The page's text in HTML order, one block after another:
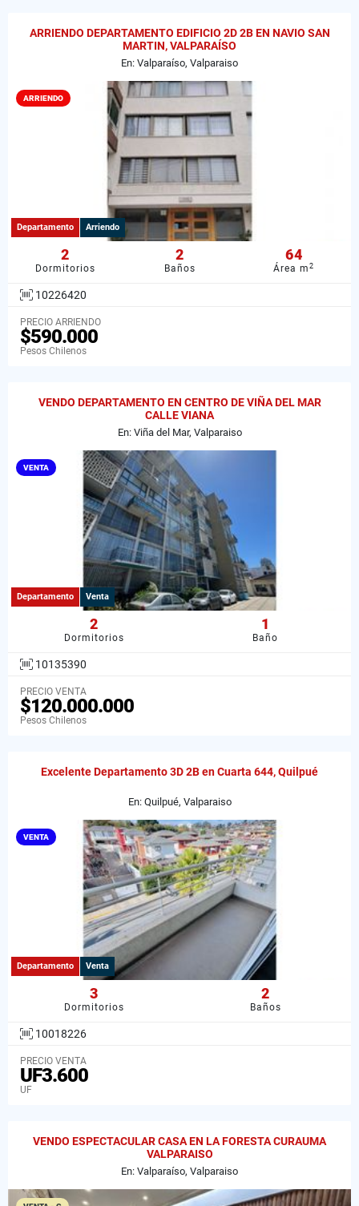
ARRIENDO DEPARTAMENTO EDIFICIO 2D 2B EN NAVIO SAN
MARTIN, VALPARAÍSO
En: Valparaíso, Valparaiso
ARRIENDO
Departamento Arriendo
2
Dormitorios
2
Baños
64
Área m2
10226420
PRECIO ARRIENDO
$590.000
Pesos Chilenos
VENDO DEPARTAMENTO EN CENTRO DE VIÑA DEL MAR
CALLE VIANA
En: Viña del Mar, Valparaiso
VENTA
Departamento Venta
2
Dormitorios
1
Baño
10135390
PRECIO VENTA
$120.000.000
Pesos Chilenos
Excelente Departamento 3D 2B en Cuarta 644, Quilpué
En: Quilpué, Valparaiso
VENTA
Departamento Venta
3
Dormitorios
2
Baños
10018226
PRECIO VENTA
UF3.600
UF
VENDO ESPECTACULAR CASA EN LA FORESTA CURAUMA
VALPARAISO
En: Valparaíso, Valparaiso